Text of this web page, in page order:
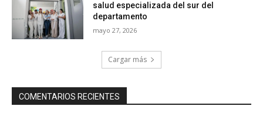
salud especializada del sur del
departamento
mayo 27, 2026
Cargar más
COMENTARIOS RECIENTES